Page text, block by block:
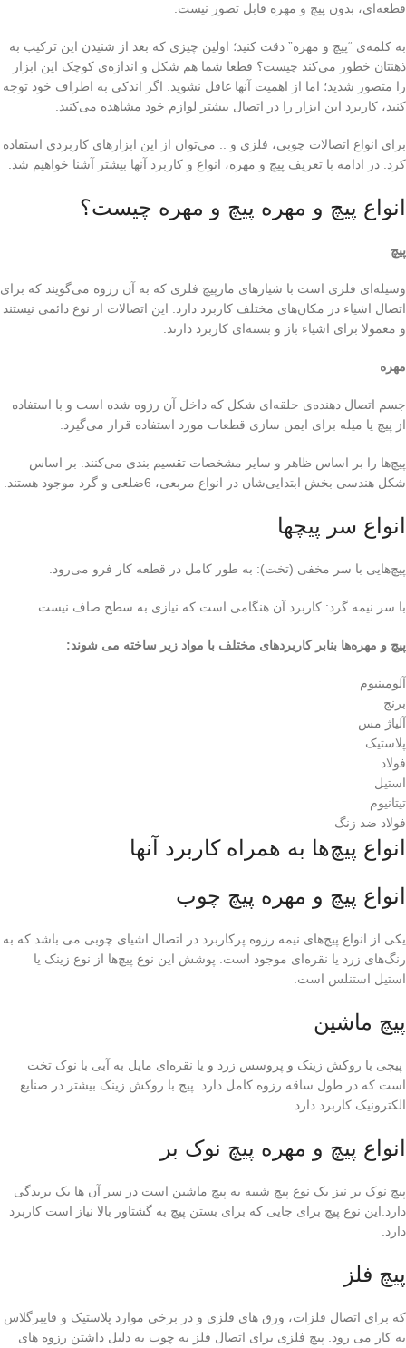
قطعه‌ای، بدون پیچ و مهره قابل تصور نیست.
به کلمه‌ی “پیچ و مهره” دقت کنید؛ اولین چیزی که بعد از شنیدن این ترکیب به
ذهنتان خطور می‌کند چیست؟ قطعا شما هم شکل و اندازه‌ی کوچک این ابزار
را متصور شدید؛ اما از اهمیت آنها غافل نشوید. اگر اندکی به اطراف خود توجه
کنید، کاربرد این ابزار را در اتصال بیشتر لوازم خود مشاهده می‌کنید.
برای انواع اتصالات چوبی، فلزی و .. می‌توان از این ابزارهای کاربردی استفاده
کرد. در ادامه با تعریف پیچ و مهره، انواع و کاربرد آنها بیشتر آشنا خواهیم شد.
انواع پیچ و مهره پیچ و مهره چیست؟
پیچ
وسیله‌ای فلزی است با شیارهای مارپیچ فلزی که به آن رزوه می‌گویند که برای
اتصال اشیاء در مکان‌های مختلف کاربرد دارد. این اتصالات از نوع دائمی نیستند
و معمولا برای اشیاء باز و بسته‌ای کاربرد دارند.
مهره
جسم اتصال دهنده‌ی حلقه‌ای شکل که داخل آن رزوه شده است و با استفاده
از پیچ یا میله برای ایمن سازی قطعات مورد استفاده قرار می‌گیرد.
پیچ‌ها را بر اساس ظاهر و سایر مشخصات تقسیم بندی می‌کنند. بر اساس
شکل هندسی بخش ابتدایی‌شان در انواع مربعی، 6ضلعی و گرد موجود هستند.
انواع سر پیچها
پیچ‌هایی با سر مخفی (تخت): به طور کامل در قطعه کار فرو می‌رود.
با سر نیمه گرد: کاربرد آن هنگامی است که نیازی به سطح صاف نیست.
پیچ و مهره‌ها بنابر کاربردهای مختلف با مواد زیر ساخته می شوند:
آلومینیوم
برنج
آلیاژ مس
پلاستیک
فولاد
استیل
تیتانیوم
فولاد ضد زنگ
انواع پیچ‌ها به همراه کاربرد آنها
انواع پیچ و مهره پیچ چوب
یکی از انواع پیچ‌های نیمه رزوه پرکاربرد در اتصال اشیای چوبی می باشد که به
رنگ‌های زرد یا نقره‌ای موجود است. پوشش این نوع پیچ‌ها از نوع زینک یا
استیل استنلس است.
پیچ ماشین
پیچی با روکش زینک و پروسس زرد و یا نقره‌ای مایل به آبی با نوک تخت
است که در طول ساقه رزوه کامل دارد. پیچ با روکش زینک بیشتر در صنایع
الکترونیک کاربرد دارد.
انواع پیچ و مهره پیچ نوک بر
پیچ نوک بر نیز یک نوع پیچ شبیه به پیچ ماشین است در سر آن ها یک بریدگی
دارد.این نوع پیچ برای جایی که برای بستن پیچ به گشتاور بالا نیاز است کاربرد
دارد.
پیچ فلز
که برای اتصال فلزات، ورق های فلزی و در برخی موارد پلاستیک و فایبرگلاس
به کار می رود. پیچ فلزی برای اتصال فلز به چوب به دلیل داشتن رزوه های